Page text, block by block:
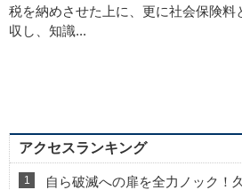
税を納めさせた上に、更に社会保険料
収し、知識...
アクセスランキング
自ら破滅への扉を全力ノック！